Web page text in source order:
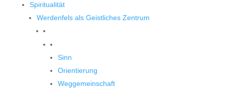
Spiritualität
Werdenfels als Geistliches Zentrum
Sinn
Orientierung
Weggemeinschaft